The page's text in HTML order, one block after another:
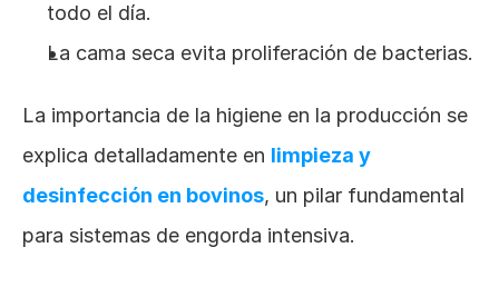
todo el día.
La cama seca evita proliferación de bacterias.
La importancia de la higiene en la producción se
explica detalladamente en limpieza y
desinfección en bovinos, un pilar fundamental
para sistemas de engorda intensiva.